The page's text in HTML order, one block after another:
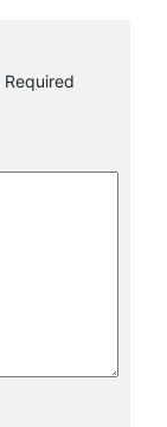
Required